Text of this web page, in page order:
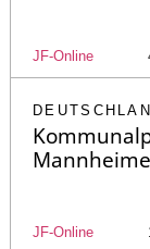
JF-Online
JF-Online